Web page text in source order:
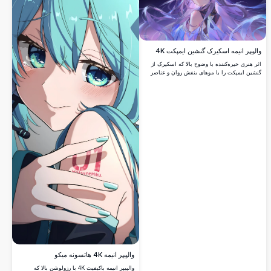
والپیپر انیمه اسکیرک گنشین ایمپکت 4K
اثر هنری خیره‌کننده با وضوح بالا که اسکیرک از
گنشین ایمپکت را با موهای بنفش روان و عناصر
والپیپر انیمه 4K هاتسونه میکو
والپیپر انیمه باکیفیت 4K با رزولوشن بالا که